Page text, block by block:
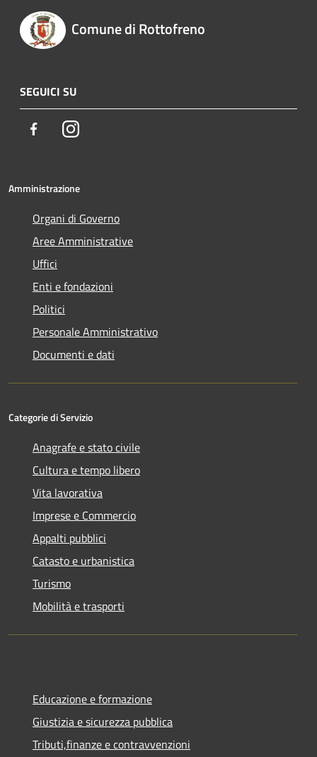
Comune di Rottofreno
SEGUICI SU
FacebookInstagram
Amministrazione
Organi di Governo
Aree Amministrative
Uffici
Enti e fondazioni
Politici
Personale Amministrativo
Documenti e dati
Categorie di Servizio
Anagrafe e stato civile
Cultura e tempo libero
Vita lavorativa
Imprese e Commercio
Appalti pubblici
Catasto e urbanistica
Turismo
Mobilità e trasporti
Educazione e formazione
Giustizia e sicurezza pubblica
Tributi,finanze e contravvenzioni